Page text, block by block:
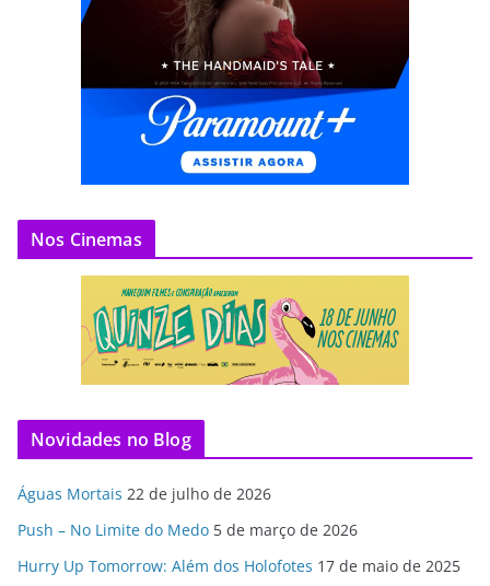
Nos Cinemas
Novidades no Blog
Águas Mortais 22 de julho de 2026
Push – No Limite do Medo 5 de março de 2026
Hurry Up Tomorrow: Além dos Holofotes 17 de maio de 2025